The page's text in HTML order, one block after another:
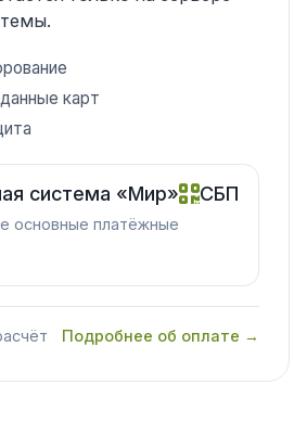
карт
система «Мир» СБП
основные платёжные
Подробнее об оплате →